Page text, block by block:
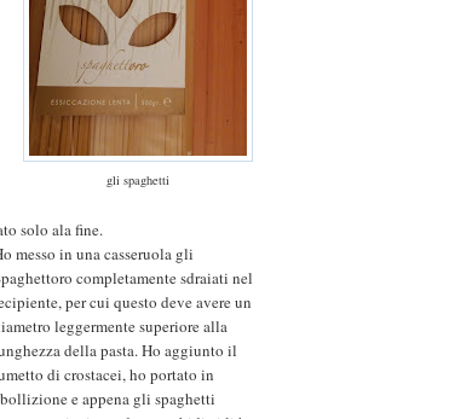
gli spaghetti
solo ala fine.
messo in una casseruola gli
completamente sdraiati nel
per cui questo deve avere un
leggermente superiore alla
della pasta. Ho aggiunto il
di crostacei, ho portato in
e appena gli spaghetti